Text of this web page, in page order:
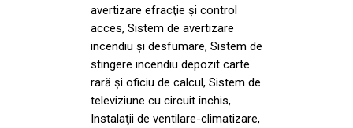
avertizare efracţie şi control
acces, Sistem de avertizare
incendiu şi desfumare, Sistem de
stingere incendiu depozit carte
rară şi oficiu de calcul, Sistem de
televiziune cu circuit închis,
Instalaţii de ventilare-climatizare,